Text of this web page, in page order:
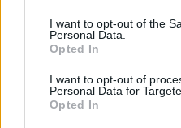
I want to opt-out of the
Personal Data.
Opted In
I want to opt-out of
Personal Data for
Opted In